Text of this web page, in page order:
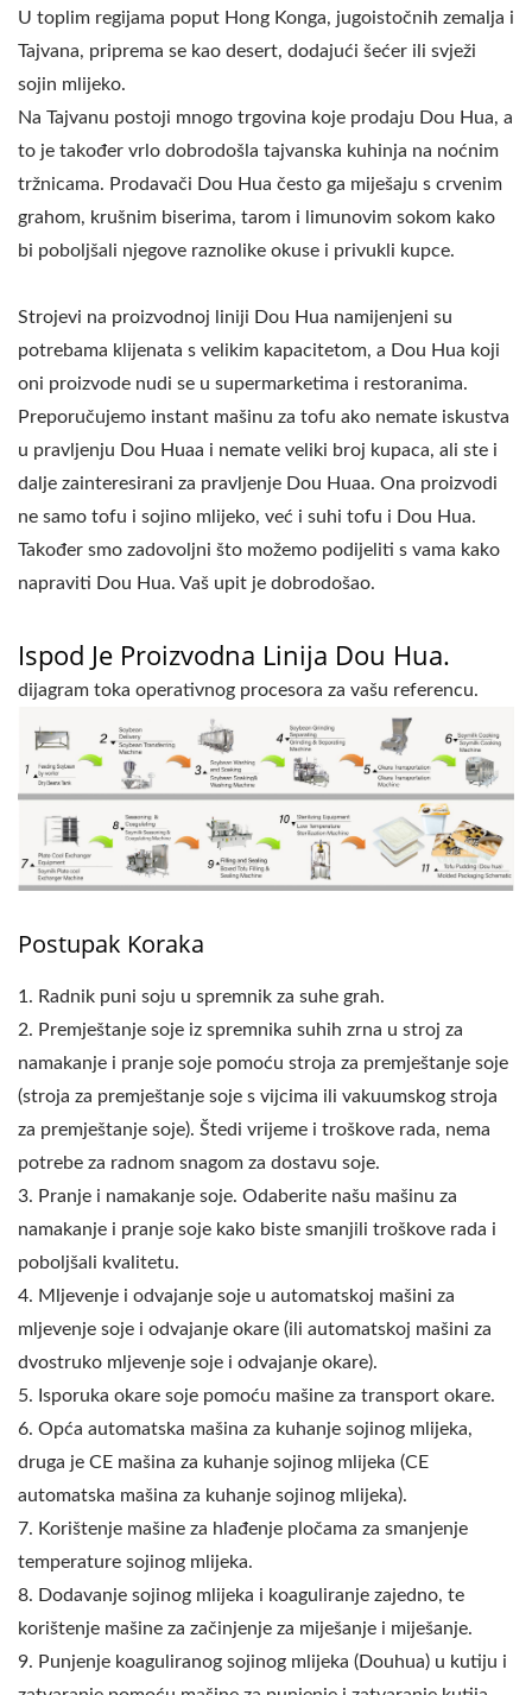
STROJEVA ZA
PROIZVODNJU TOFUA I
SOJINOG MLIJEKA S
NAJVIŠIM PRIORITETOM
NA SIGURNOSTI
HRANE.
U toplim regijama poput Hong Konga, jugoistočnih zemalja i
Tajvana, priprema se kao desert, dodajući šećer ili svježi
sojin mlijeko.
Na Tajvanu postoji mnogo trgovina koje prodaju Dou Hua, a
to je također vrlo dobrodošla tajvanska kuhinja na noćnim
tržnicama. Prodavači Dou Hua često ga miješaju s crvenim
grahom, krušnim biserima, tarom i limunovim sokom kako
bi poboljšali njegove raznolike okuse i privukli kupce.
Strojevi na proizvodnoj liniji Dou Hua namijenjeni su
potrebama klijenata s velikim kapacitetom, a Dou Hua koji
oni proizvode nudi se u supermarketima i restoranima.
Preporučujemo instant mašinu za tofu ako nemate iskustva
u pravljenju Dou Huaa i nemate veliki broj kupaca, ali ste i
dalje zainteresirani za pravljenje Dou Huaa. Ona proizvodi
ne samo tofu i sojino mlijeko, već i suhi tofu i Dou Hua.
Također smo zadovoljni što možemo podijeliti s vama kako
napraviti Dou Hua. Vaš upit je dobrodošao.
Ispod Je Proizvodna Linija Dou Hua.
dijagram toka operativnog procesora za vašu referencu.
Postupak Koraka
1. Radnik puni soju u spremnik za suhe grah.
2. Premještanje soje iz spremnika suhih zrna u stroj za
namakanje i pranje soje pomoću stroja za premještanje soje
(stroja za premještanje soje s vijcima ili vakuumskog stroja
za premještanje soje). Štedi vrijeme i troškove rada, nema
potrebe za radnom snagom za dostavu soje.
3. Pranje i namakanje soje. Odaberite našu mašinu za
namakanje i pranje soje kako biste smanjili troškove rada i
poboljšali kvalitetu.
4. Mljevenje i odvajanje soje u automatskoj mašini za
mljevenje soje i odvajanje okare (ili automatskoj mašini za
dvostruko mljevenje soje i odvajanje okare).
5. Isporuka okare soje pomoću mašine za transport okare.
6. Opća automatska mašina za kuhanje sojinog mlijeka,
druga je CE mašina za kuhanje sojinog mlijeka (CE
automatska mašina za kuhanje sojinog mlijeka).
7. Korištenje mašine za hlađenje pločama za smanjenje
temperature sojinog mlijeka.
8. Dodavanje sojinog mlijeka i koaguliranje zajedno, te
korištenje mašine za začinjenje za miješanje i miješanje.
9. Punjenje koaguliranog sojinog mlijeka (Douhua) u kutiju i